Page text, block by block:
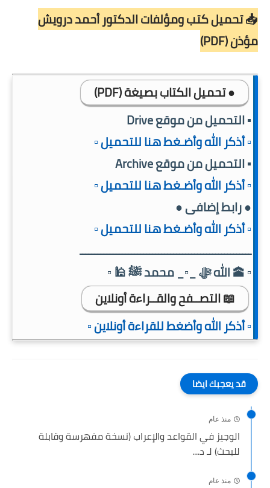
📥 تحميل كتب ومؤلفات الدكتور أحمد درويش
مؤذن (PDF)
● تحميل الكتاب بصيغة (PDF)
▪️ التحميل من موقع Drive
▫️ أذكر الله وأضـغط هنا للتحميل ▫️
▪️ التحميل من موقع Archive
▫️ أذكر الله وأضـغط هنا للتحميل ▫️
● رابط إضافى ●
▫️ أذكر الله وأضـغط هنا للتحميل ▫️
ـــــــــــــــــــــــــــــــــــــــــــــــــــــــــ
▫️ 🕋 الله ﷻ _▫️_ محمد ﷺ 🕌 ▫️
📖 التصــفح والقــراءة أونلاين
▫️ أذكر الله وأضغط للقراءة أونلاين ▫️
قد يعجبك ايضا
منذ عام
الوجيز في القواعد والإعراب (نسخة مفهرسة وقابلة
للبحث) لـ د....
منذ عام